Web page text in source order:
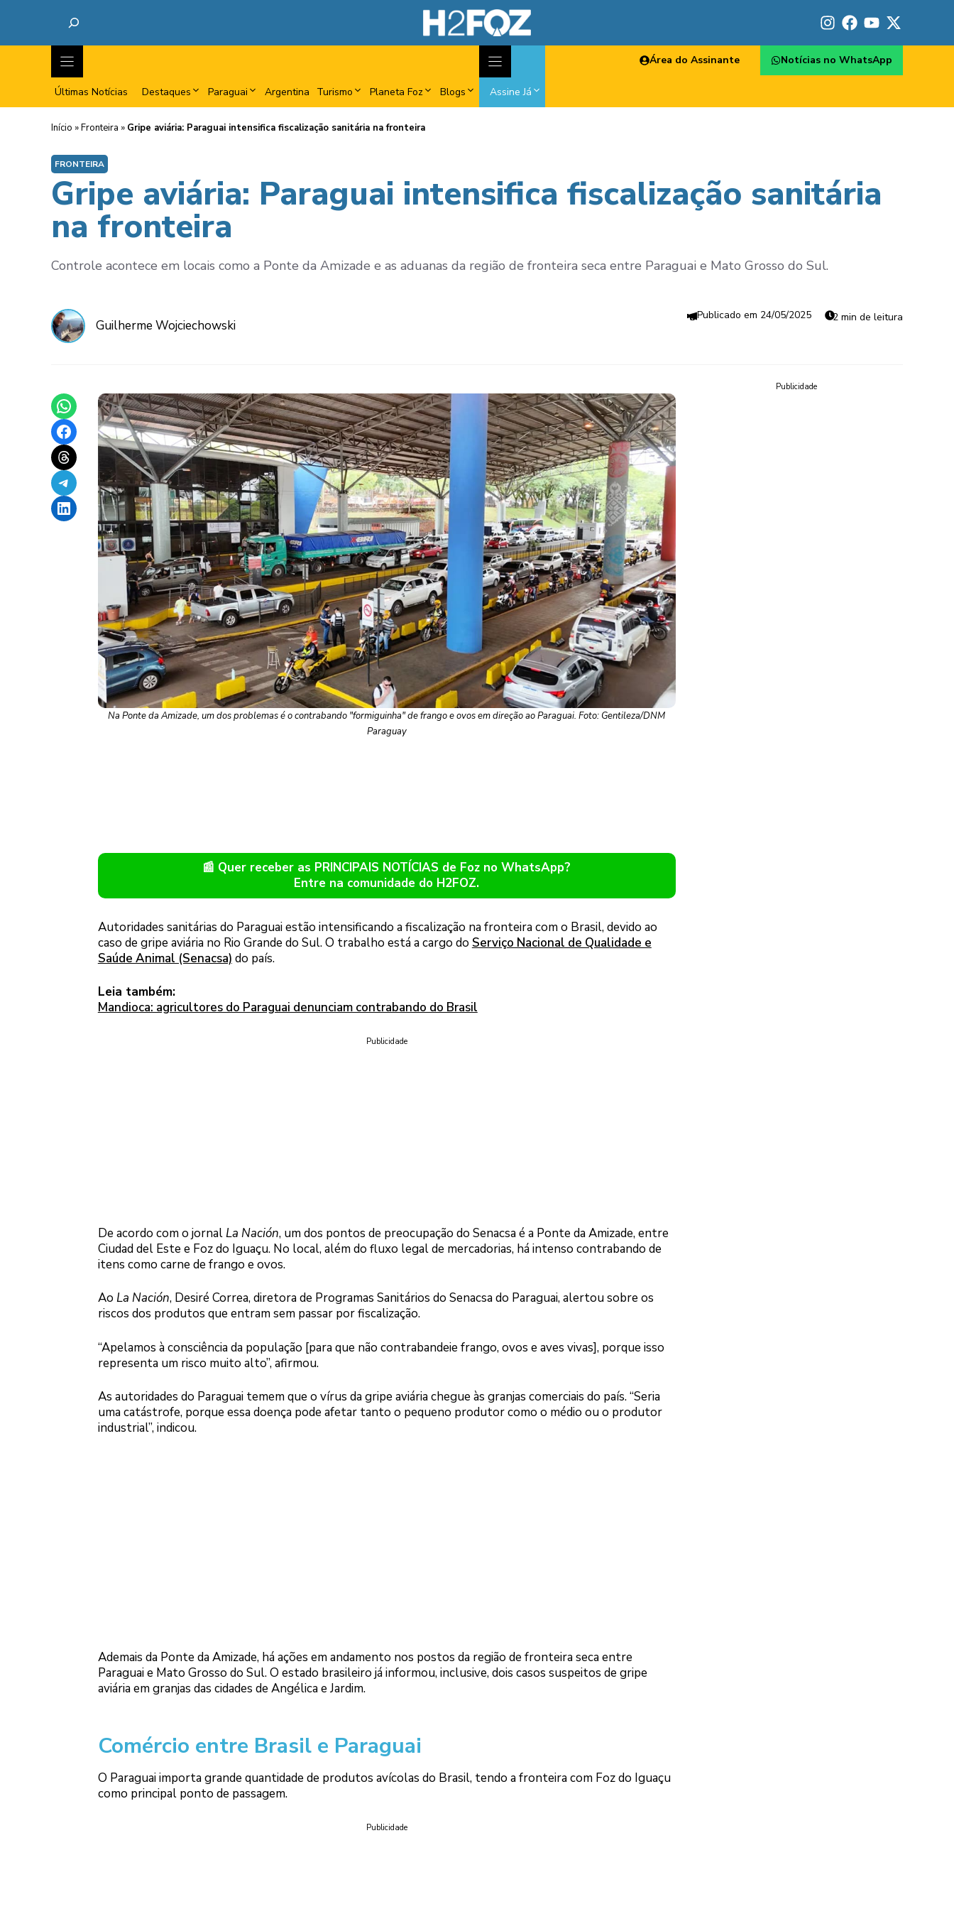
Últimas Notícias Destaques Paraguai Argentina Turismo Planeta Foz Blogs Assine Já
Área do Assinante Notícias no WhatsApp
Início »Fronteira » Gripe aviária: Paraguai intensifica fiscalização sanitária na fronteira
FRONTEIRA
Gripe aviária: Paraguai intensifica fiscalização sanitária
na fronteira
Controle acontece em locais como a Ponte da Amizade e as aduanas da região de fronteira seca entre Paraguai e Mato Grosso do Sul.
Guilherme Wojciechowski
24/05/2025 2 min de leitura
Share on WhatsApp
Share on Facebook
Share on Threads
Share on Telegram
Share on LinkedIn
Na Ponte da Amizade, um dos problemas é o contrabando "formiguinha" de frango e ovos em direção ao Paraguai. Foto: Gentileza/DNM
Paraguay
📰 Quer receber as PRINCIPAIS NOTÍCIAS de Foz no WhatsApp?
Entre na comunidade do H2FOZ.
Autoridades sanitárias do Paraguai estão intensificando a fiscalização na fronteira com o Brasil, devido ao
caso de gripe aviária no Rio Grande do Sul. O trabalho está a cargo do Serviço Nacional de Qualidade e
Saúde Animal (Senacsa) do país.
Leia também:
Mandioca: agricultores do Paraguai denunciam contrabando do Brasil
Publicidade
De acordo com o jornalLa Nación, um dos pontos de preocupação do Senacsa é a Ponte da Amizade, entre
Ciudad del Este e Foz do Iguaçu. No local, além do fluxo legal de mercadorias, há intenso contrabando de
itens como carne de frango e ovos.
Ao La Nación, Desiré Correa, diretora de Programas Sanitários do Senacsa do Paraguai, alertou sobre os
riscos dos produtos que entram sem passar por fiscalização.
“Apelamos à consciência da população [para que não contrabandeie frango, ovos e aves vivas], porque isso
representa um risco muito alto”, afirmou.
As autoridades do Paraguai temem que o vírus da gripe aviária chegue às granjas comerciais do país. “Seria
uma catástrofe, porque essa doença pode afetar tanto o pequeno produtor como o médio ou o produtor
industrial”, indicou.
Ademais da Ponte da Amizade, há ações em andamento nos postos da região de fronteira seca entre
Paraguai e Mato Grosso do Sul. O estado brasileiro já informou, inclusive, dois casos suspeitos de gripe
aviária em granjas das cidades de Angélica e Jardim.
Comércio entre Brasil e Paraguai
O Paraguai importa grande quantidade de produtos avícolas do Brasil, tendo a fronteira com Foz do Iguaçu
como principal ponto de passagem.
Publicidade
Publicidade